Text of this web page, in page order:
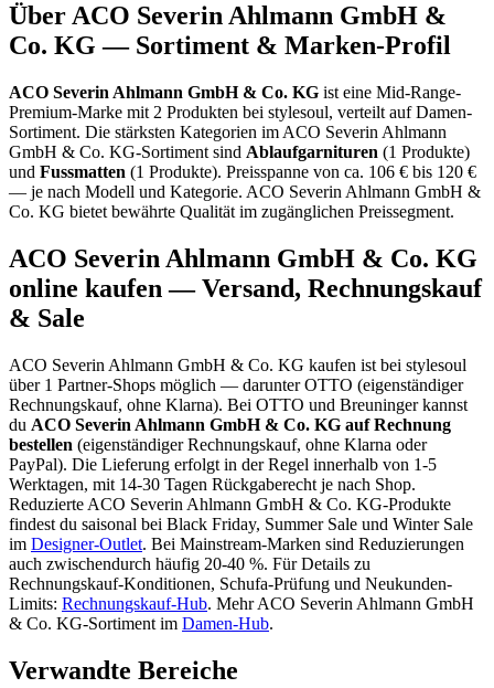
Über ACO Severin Ahlmann GmbH &
Co. KG — Sortiment & Marken-Profil
ACO Severin Ahlmann GmbH & Co. KG ist eine Mid-Range-
Premium-Marke mit 2 Produkten bei stylesoul, verteilt auf Damen-
Sortiment. Die stärksten Kategorien im ACO Severin Ahlmann
GmbH & Co. KG-Sortiment sind Ablaufgarnituren (1 Produkte)
und Fussmatten (1 Produkte). Preisspanne von ca. 106 € bis 120 €
— je nach Modell und Kategorie. ACO Severin Ahlmann GmbH &
Co. KG bietet bewährte Qualität im zugänglichen Preissegment.
ACO Severin Ahlmann GmbH & Co. KG
online kaufen — Versand, Rechnungskauf
& Sale
ACO Severin Ahlmann GmbH & Co. KG kaufen ist bei stylesoul
über 1 Partner-Shops möglich — darunterOTTO (eigenständiger
Rechnungskauf, ohne Klarna). Bei OTTO und Breuninger kannst
du ACO Severin Ahlmann GmbH & Co. KG auf Rechnung
bestellen (eigenständiger Rechnungskauf, ohne Klarna oder
PayPal). Die Lieferung erfolgt in der Regel innerhalb von 1-5
Werktagen, mit 14-30 Tagen Rückgaberecht je nach Shop.
Reduzierte ACO Severin Ahlmann GmbH & Co. KG-Produkte
findest du saisonal bei Black Friday, Summer Sale und Winter Sale
im Designer-Outlet. Bei Mainstream-Marken sind Reduzierungen
auch zwischendurch häufig 20-40 %. Für Details zu
Rechnungskauf-Konditionen, Schufa-Prüfung und Neukunden-
Limits: Rechnungskauf-Hub. MehrACO Severin Ahlmann GmbH
& Co. KG-Sortiment im Damen-Hub.
Verwandte Bereiche